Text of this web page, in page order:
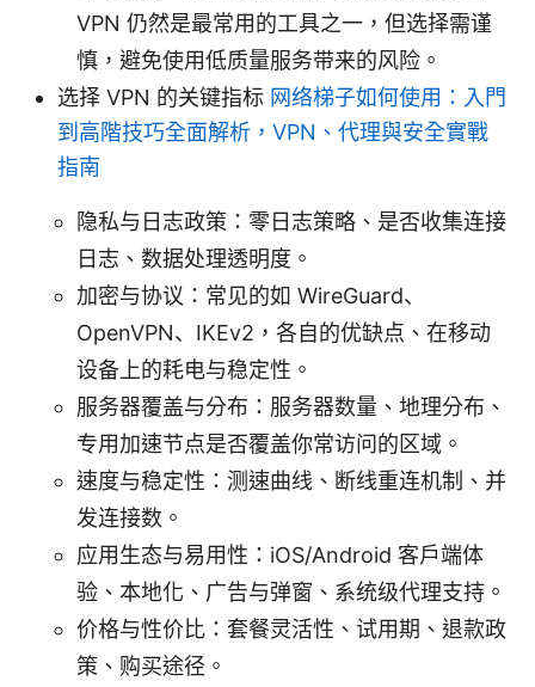
VPN 仍然是最常用的工具之一，但选择需谨
慎，避免使用低质量服务带来的风险。
选择 VPN 的关键指标 网络梯子如何使用：入門
到高階技巧全面解析，VPN、代理與安全實戰
指南
隐私与日志政策：零日志策略、是否收集连接
日志、数据处理透明度。
加密与协议：常见的如 WireGuard、
OpenVPN、IKEv2，各自的优缺点、在移动
设备上的耗电与稳定性。
服务器覆盖与分布：服务器数量、地理分布、
专用加速节点是否覆盖你常访问的区域。
速度与稳定性：测速曲线、断线重连机制、并
发连接数。
应用生态与易用性：iOS/Android 客户端体
验、本地化、广告与弹窗、系统级代理支持。
价格与性价比：套餐灵活性、试用期、退款政
策、购买途径。